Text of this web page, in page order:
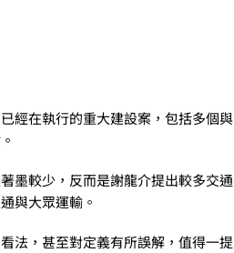
經在執行的重大建設案，包括多個與
墨較少，反而是謝龍介提出較多交通
與大眾運輸。
法，甚至對定義有所誤解，值得一提